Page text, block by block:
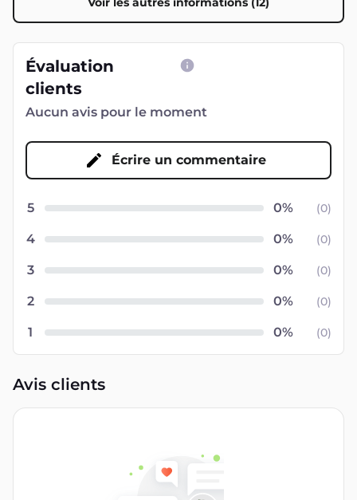
Évaluation
clients
Aucun avis pour le moment
Écrire un commentaire
5 (0)
4 (0)
3 (0)
2 (0)
1 (0)
Avis clients